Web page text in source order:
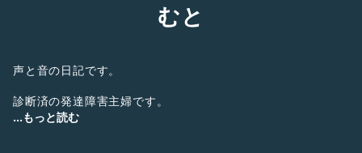
むと
声と音の日記です。
診断済の発達障害主婦です。
わたしのIQは境界知能です。
...もっと読む